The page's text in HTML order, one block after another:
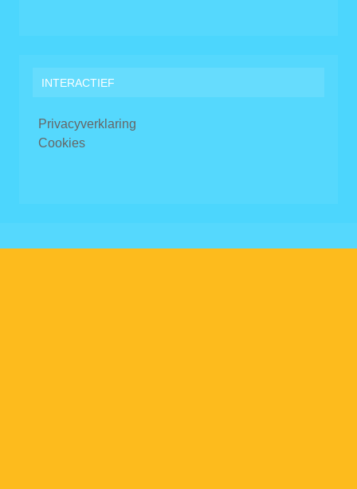
INTERACTIEF
Privacyverklaring
Cookies